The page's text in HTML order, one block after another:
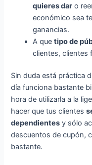
quieres dar o
económico sea
ganancias.
A quetipo de
clientes, clientes
Sin duda está práctica
día funciona bastante
hora de utilizarla a la
hacer que tus clientes
dependientes y sólo
descuentos de cupón,
bastante.